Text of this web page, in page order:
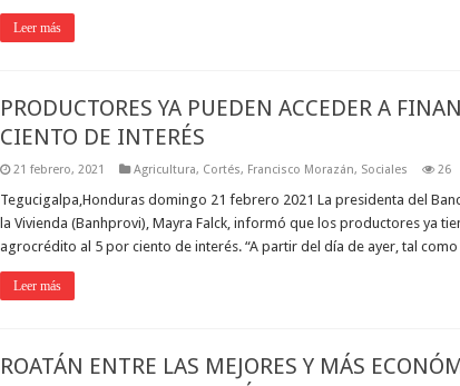
Leer más
PRODUCTORES YA PUEDEN ACCEDER A
CIENTO DE INTERÉS
21 febrero, 2021 Agricultura, Cortés, Francisco Morazán, Sociales 26
Tegucigalpa,Honduras domingo 21 febrero 2021 La presidenta del
la Vivienda (Banhprovi), Mayra Falck, informó que los productores ya
agrocrédito al 5 por ciento de interés. “A partir del día de ayer, tal
Leer más
ROATÁN ENTRE LAS MEJORES Y MÁS